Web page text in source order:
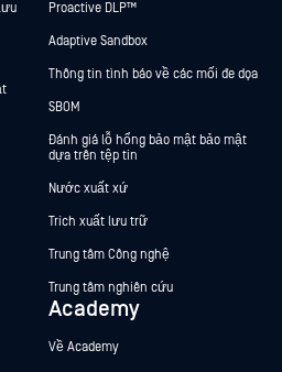
Proactive DLP™
Adaptive Sandbox
Thông tin tình báo về các mối đe dọa
SBOM
Đánh giá lỗ hổng bảo mật bảo mật
dựa trên tệp tin
Nước xuất xứ
Trích xuất lưu trữ
Trung tâm Công nghệ
Trung tâm nghiên cứu
Academy
Về Academy